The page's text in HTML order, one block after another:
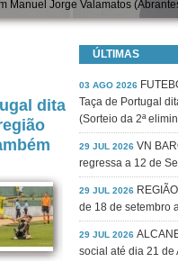
Manuel Jorge Valamatos
dita
ÚLTIMAS
03 AGO 2026
Taça de Portugal
(Sorteio da 2ª
29 JUL 2026 VN
regressa a 12 de
29 JUL 2026
de 18 de setembro
29 JUL 2026
social até dia 21 de